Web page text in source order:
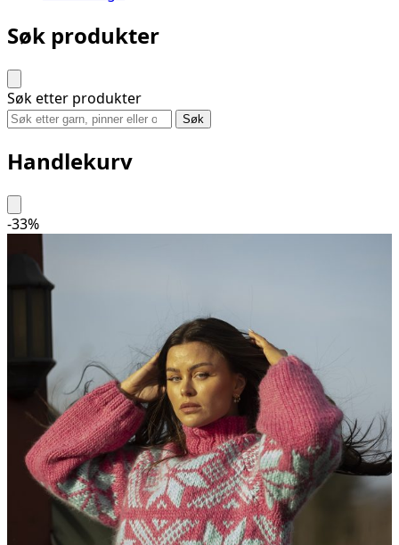
Søk produkter
Søk etter produkter
Søk
Handlekurv
-33%